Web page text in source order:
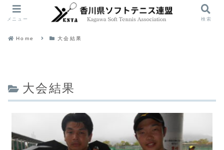
Home 大会結果
大会結果
メニュー 検索